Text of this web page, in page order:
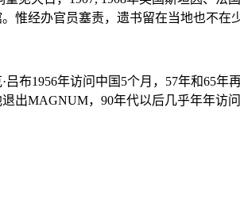
惟经办官员塞责，遗书留在当地也不在
·吕布1956年访问中国5个月，57年和65
出MAGNUM，90年代以后几乎年年访